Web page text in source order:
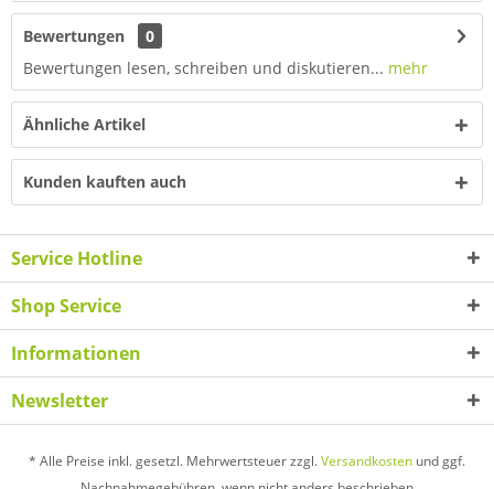
Bewertungen
0
Bewertungen lesen, schreiben und diskutieren... mehr
Ähnliche Artikel
Kunden kauften auch
Service Hotline
Shop Service
Informationen
Newsletter
* Alle Preise inkl. gesetzl. Mehrwertsteuer zzgl.Versandkosten und ggf.